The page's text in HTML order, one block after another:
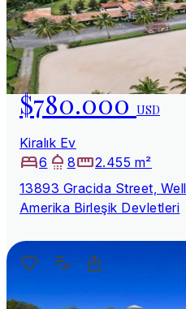
$780.000USD
Kiralık Ev
6
8
2.455 m²
13893 Gracida Street,
Amerika Birleşik Devletleri